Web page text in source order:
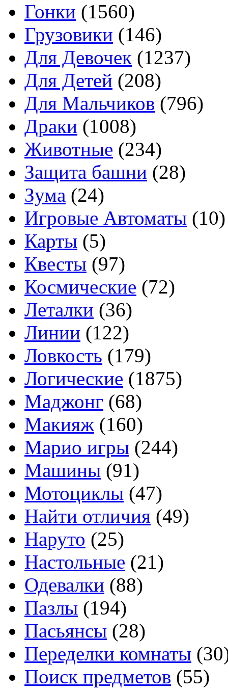
Гонки (1560)
Грузовики (146)
Для Девочек (1237)
Для Детей (208)
Для Мальчиков (796)
Драки (1008)
Животные (234)
Защита башни (28)
Зума (24)
Игровые Автоматы (10)
Карты (5)
Квесты (97)
Космические (72)
Леталки (36)
Линии (122)
Ловкость (179)
Логические (1875)
Маджонг (68)
Макияж (160)
Марио игры (244)
Машины (91)
Мотоциклы (47)
Найти отличия (49)
Наруто (25)
Настольные (21)
Одевалки (88)
Пазлы (194)
Пасьянсы (28)
Переделки комнаты
Поиск предметов (55)